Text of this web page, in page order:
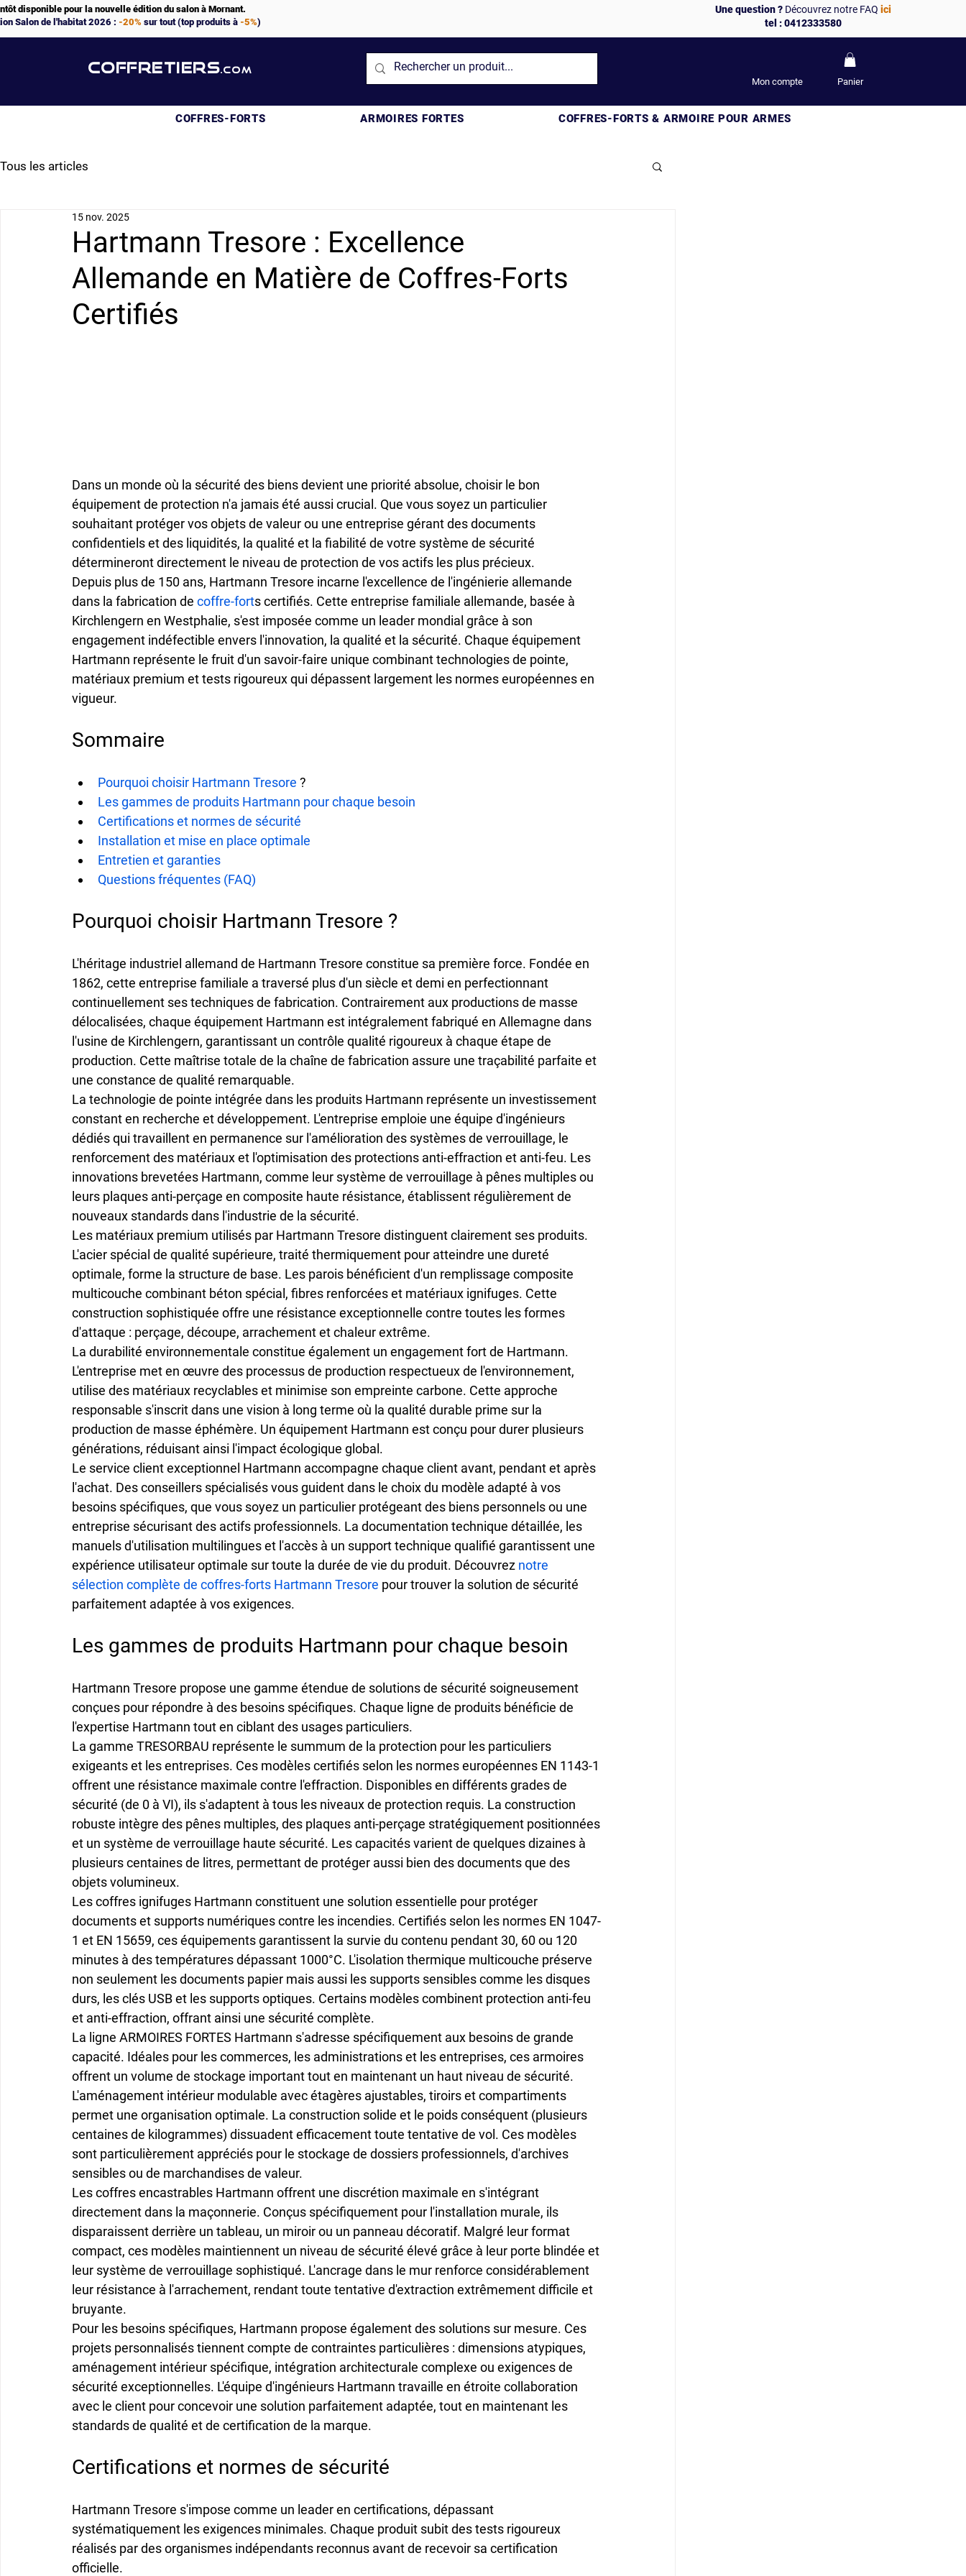
disponible pour la nouvelle édition du salon à Mornant.
Salon de l'habitat 2026 : -20% sur tout (top produits à -5%)
Une question ? Découvrez notre FAQici
tel : 0412333580
COFFRETIERS.COM
Mon compte Panier
COFFRES-FORTS ARMOIRES FORTES COFFRES-FORTS & ARMOIRE POUR ARMES
Tous les articles
Hartmann Tresore : Excellence
Allemande en Matière de Coffres-Forts
Certifiés
15 nov. 2025
Dans un monde où la sécurité des biens devient une priorité absolue, choisir le bon
équipement de protection n'a jamais été aussi crucial. Que vous soyez un particulier
souhaitant protéger vos objets de valeur ou une entreprise gérant des documents
confidentiels et des liquidités, la qualité et la fiabilité de votre système de sécurité
détermineront directement le niveau de protection de vos actifs les plus précieux.
Depuis plus de 150 ans, Hartmann Tresore incarne l'excellence de l'ingénierie allemande
dans la fabrication de coffre-forts certifiés. Cette entreprise familiale allemande, basée à
Kirchlengern en Westphalie, s'est imposée comme un leader mondial grâce à son
engagement indéfectible envers l'innovation, la qualité et la sécurité. Chaque équipement
Hartmann représente le fruit d'un savoir-faire unique combinant technologies de pointe,
matériaux premium et tests rigoureux qui dépassent largement les normes européennes en
vigueur.
Sommaire
Pourquoi choisir Hartmann Tresore ?
Les gammes de produits Hartmann pour chaque besoin
Certifications et normes de sécurité
Installation et mise en place optimale
Entretien et garanties
Questions fréquentes (FAQ)
Pourquoi choisir Hartmann Tresore ?
L'héritage industriel allemand de Hartmann Tresore constitue sa première force. Fondée en
1862, cette entreprise familiale a traversé plus d'un siècle et demi en perfectionnant
continuellement ses techniques de fabrication. Contrairement aux productions de masse
délocalisées, chaque équipement Hartmann est intégralement fabriqué en Allemagne dans
l'usine de Kirchlengern, garantissant un contrôle qualité rigoureux à chaque étape de
production. Cette maîtrise totale de la chaîne de fabrication assure une traçabilité parfaite et
une constance de qualité remarquable.
La technologie de pointe intégrée dans les produits Hartmann représente un investissement
constant en recherche et développement. L'entreprise emploie une équipe d'ingénieurs
dédiés qui travaillent en permanence sur l'amélioration des systèmes de verrouillage, le
renforcement des matériaux et l'optimisation des protections anti-effraction et anti-feu. Les
innovations brevetées Hartmann, comme leur système de verrouillage à pênes multiples ou
leurs plaques anti-perçage en composite haute résistance, établissent régulièrement de
nouveaux standards dans l'industrie de la sécurité.
Les matériaux premium utilisés par Hartmann Tresore distinguent clairement ses produits.
L'acier spécial de qualité supérieure, traité thermiquement pour atteindre une dureté
optimale, forme la structure de base. Les parois bénéficient d'un remplissage composite
multicouche combinant béton spécial, fibres renforcées et matériaux ignifuges. Cette
construction sophistiquée offre une résistance exceptionnelle contre toutes les formes
d'attaque : perçage, découpe, arrachement et chaleur extrême.
La durabilité environnementale constitue également un engagement fort de Hartmann.
L'entreprise met en œuvre des processus de production respectueux de l'environnement,
utilise des matériaux recyclables et minimise son empreinte carbone. Cette approche
responsable s'inscrit dans une vision à long terme où la qualité durable prime sur la
production de masse éphémère. Un équipement Hartmann est conçu pour durer plusieurs
générations, réduisant ainsi l'impact écologique global.
Le service client exceptionnel Hartmann accompagne chaque client avant, pendant et après
l'achat. Des conseillers spécialisés vous guident dans le choix du modèle adapté à vos
besoins spécifiques, que vous soyez un particulier protégeant des biens personnels ou une
entreprise sécurisant des actifs professionnels. La documentation technique détaillée, les
manuels d'utilisation multilingues et l'accès à un support technique qualifié garantissent une
expérience utilisateur optimale sur toute la durée de vie du produit. Découvrez notre
sélection complète de coffres-forts Hartmann Tresore pour trouver la solution de sécurité
parfaitement adaptée à vos exigences.
Les gammes de produits Hartmann pour chaque besoin
Hartmann Tresore propose une gamme étendue de solutions de sécurité soigneusement
conçues pour répondre à des besoins spécifiques. Chaque ligne de produits bénéficie de
l'expertise Hartmann tout en ciblant des usages particuliers.
La gamme TRESORBAU représente le summum de la protection pour les particuliers
exigeants et les entreprises. Ces modèles certifiés selon les normes européennes EN 1143-1
offrent une résistance maximale contre l'effraction. Disponibles en différents grades de
sécurité (de 0 à VI), ils s'adaptent à tous les niveaux de protection requis. La construction
robuste intègre des pênes multiples, des plaques anti-perçage stratégiquement positionnées
et un système de verrouillage haute sécurité. Les capacités varient de quelques dizaines à
plusieurs centaines de litres, permettant de protéger aussi bien des documents que des
objets volumineux.
Les coffres ignifuges Hartmann constituent une solution essentielle pour protéger
documents et supports numériques contre les incendies. Certifiés selon les normes EN 1047-
1 et EN 15659, ces équipements garantissent la survie du contenu pendant 30, 60 ou 120
minutes à des températures dépassant 1000°C. L'isolation thermique multicouche préserve
non seulement les documents papier mais aussi les supports sensibles comme les disques
durs, les clés USB et les supports optiques. Certains modèles combinent protection anti-feu
et anti-effraction, offrant ainsi une sécurité complète.
La ligne ARMOIRES FORTES Hartmann s'adresse spécifiquement aux besoins de grande
capacité. Idéales pour les commerces, les administrations et les entreprises, ces armoires
offrent un volume de stockage important tout en maintenant un haut niveau de sécurité.
L'aménagement intérieur modulable avec étagères ajustables, tiroirs et compartiments
permet une organisation optimale. La construction solide et le poids conséquent (plusieurs
centaines de kilogrammes) dissuadent efficacement toute tentative de vol. Ces modèles
sont particulièrement appréciés pour le stockage de dossiers professionnels, d'archives
sensibles ou de marchandises de valeur.
Les coffres encastrables Hartmann offrent une discrétion maximale en s'intégrant
directement dans la maçonnerie. Conçus spécifiquement pour l'installation murale, ils
disparaissent derrière un tableau, un miroir ou un panneau décoratif. Malgré leur format
compact, ces modèles maintiennent un niveau de sécurité élevé grâce à leur porte blindée et
leur système de verrouillage sophistiqué. L'ancrage dans le mur renforce considérablement
leur résistance à l'arrachement, rendant toute tentative d'extraction extrêmement difficile et
bruyante.
Pour les besoins spécifiques, Hartmann propose également des solutions sur mesure. Ces
projets personnalisés tiennent compte de contraintes particulières : dimensions atypiques,
aménagement intérieur spécifique, intégration architecturale complexe ou exigences de
sécurité exceptionnelles. L'équipe d'ingénieurs Hartmann travaille en étroite collaboration
avec le client pour concevoir une solution parfaitement adaptée, tout en maintenant les
standards de qualité et de certification de la marque.
Certifications et normes de sécurité
Hartmann Tresore s'impose comme un leader en certifications, dépassant
systématiquement les exigences minimales. Chaque produit subit des tests rigoureux
réalisés par des organismes indépendants reconnus avant de recevoir sa certification
officielle.